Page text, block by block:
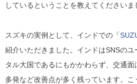
しているということを教えてくださいま
スズキの実例として、インドでの「
紹介いただきました。インドはSNSの
タル大国であるにもかかわらず、交通
多発など改善点が多く残っています。